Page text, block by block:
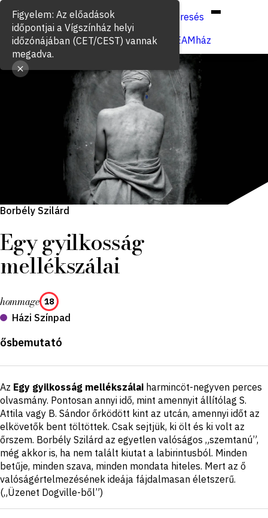
Keresés
Jegyvásárlás
VígSTREAMház
Borbély Szilárd
Egy gyilkosság
mellékszálai
hommage 18
Házi Színpad
Produkció
leírása
ősbemutató
Rövid
ismertető
Az Egy gyilkosság mellékszálai harmincöt-negyven perces
olvasmány. Pontosan annyi idő, mint amennyit állítólag S.
Attila vagy B. Sándor őrködött kint az utcán, amennyi időt az
elkövetők bent töltöttek. Csak sejtjük, ki ölt és ki volt az
őrszem. Borbély Szilárd az egyetlen valóságos „szemtanú”,
még akkor is, ha nem talált kiutat a labirintusból. Minden
betűje, minden szava, minden mondata hiteles. Mert az ő
valóságértelmezésének ideája fájdalmasan életszerű.
(„Üzenet Dogville-ből”)